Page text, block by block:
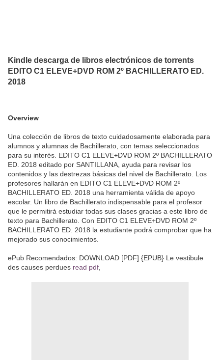
Kindle descarga de libros electrónicos de torrents
EDITO C1 ELEVE+DVD ROM 2º BACHILLERATO ED.
2018
Overview
Una colección de libros de texto cuidadosamente elaborada para
alumnos y alumnas de Bachillerato, con temas seleccionados
para su interés. EDITO C1 ELEVE+DVD ROM 2º BACHILLERATO
ED. 2018 editado por SANTILLANA, ayuda para revisar los
contenidos y las destrezas básicas del nivel de Bachillerato. Los
profesores hallarán en EDITO C1 ELEVE+DVD ROM 2º
BACHILLERATO ED. 2018 una herramienta válida de apoyo
escolar. Un libro de Bachillerato indispensable para el profesor
que le permitirá estudiar todas sus clases gracias a este libro de
texto para Bachillerato. Con EDITO C1 ELEVE+DVD ROM 2º
BACHILLERATO ED. 2018 la estudiante podrá comprobar que ha
mejorado sus conocimientos.
ePub Recomendados: DOWNLOAD [PDF] {EPUB} Le vestibule
des causes perdues read pdf